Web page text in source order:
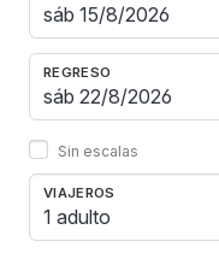
REGRESO
Sin escalas
VIAJEROS
1 adulto